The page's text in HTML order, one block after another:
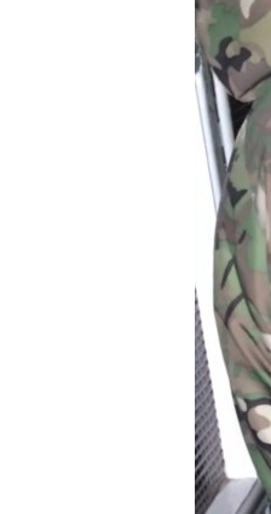
КРЫМ.НЕПОКОРЕННЫЙ
УКРАИНСКАЯ ПРОБЛЕМА КРЫМА